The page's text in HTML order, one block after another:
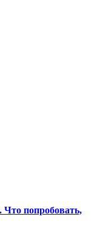
попробовать,